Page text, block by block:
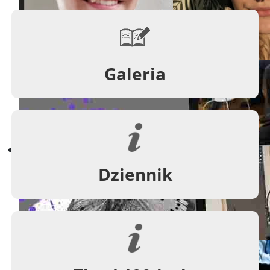
Przyszłość w nauce, nauka
Galeria
Dziennik